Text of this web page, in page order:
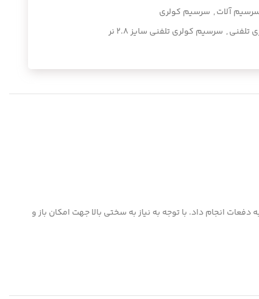
آلات, سرسیم کولری
تلفنی, سرسیم کولری تلفنی سایز ۲.۸ نر
انجام داد. با توجه به نیاز به سختی بالا جهت امکان باز و